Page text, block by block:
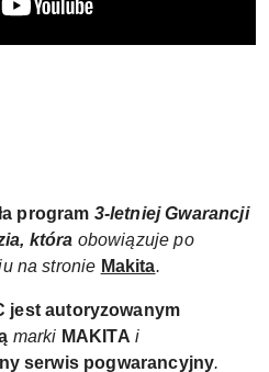
program 3-letniej Gwarancji
która obowiązuje po
na stronie Makita.
jest autoryzowanym
marki MAKITA i
serwis pogwarancyjny.